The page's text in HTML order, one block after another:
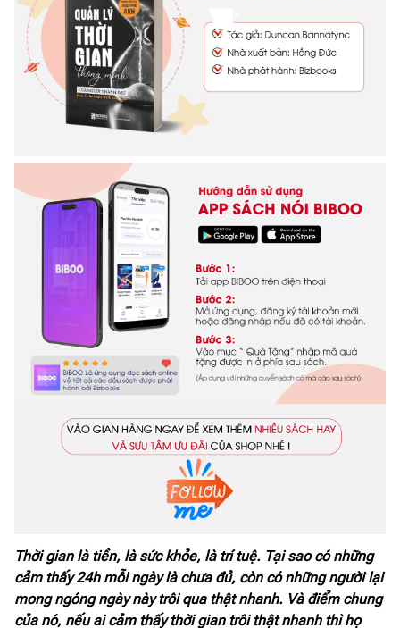
Thời gian là tiền, là sức khỏe, là trí tuệ. Tại sao có những
cảm thấy 24h mỗi ngày là chưa đủ, còn có những người lại
mong ngóng ngày này trôi qua thật nhanh. Và điểm chung
của nó, nếu ai cảm thấy thời gian trôi thật nhanh thì họ